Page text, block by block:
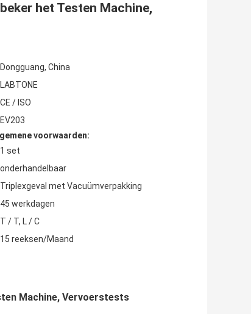
het Testen Machine,
Dongguang, China
LABTONE
CE / ISO
EV203
voorwaarden:
1 set
onderhandelbaar
Triplexgeval met Vacuümverpakking
45 werkdagen
T / T, L / C
15 reeksen/Maand
Machine, Vervoerstests